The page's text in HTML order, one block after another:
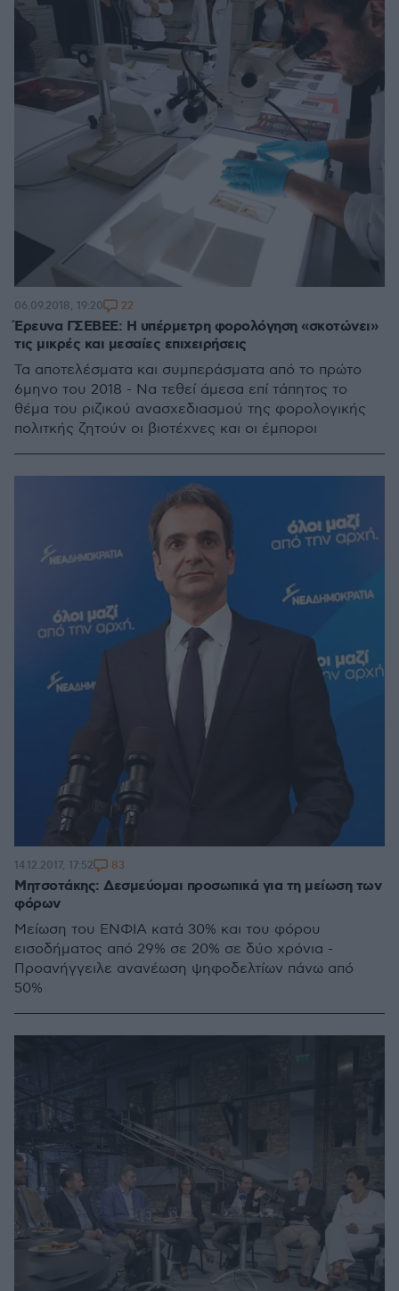
Έρευνα ΓΣΕΒΕΕ: Η υπέρμετρη φορολόγηση «σκοτώνει»
τις μικρές και μεσαίες επιχειρήσεις
Τα αποτελέσματα και συμπεράσματα από το πρώτο
6μηνο του 2018 - Να τεθεί άμεσα επί τάπητος το
θέμα του ριζικού ανασχεδιασμού της φορολογικής
πολιτκής ζητούν οι βιοτέχνες και οι έμποροι
06.09.2018, 19:20 22
Μητσοτάκης: Δεσμεύομαι προσωπικά για τη μείωση των
φόρων
Μείωση του ΕΝΦΙΑ κατά 30% και του φόρου
εισοδήματος από 29% σε 20% σε δύο χρόνια -
Προανήγγειλε ανανέωση ψηφοδελτίων πάνω από
50%
14.12.2017, 17:52 83